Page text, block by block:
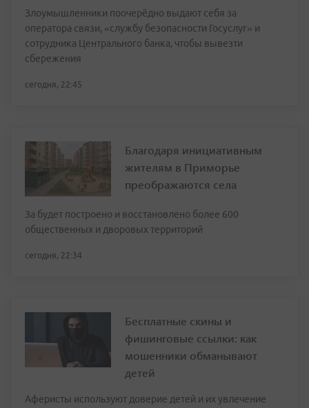
Злоумышленники поочерёдно выдают себя за
оператора связи, «службу безопасности Госуслуг» и
сотрудника Центрального банка, чтобы вывезти
сбережения
сегодня, 22:45
Благодаря инициативным
жителям в Приморье
преображаются села
За будет построено и восстановлено более 600
общественных и дворовых территорий
сегодня, 22:34
Бесплатные скины и
фишинговые ссылки: как
мошенники обманывают
детей
Аферисты используют доверие детей и их увлечение